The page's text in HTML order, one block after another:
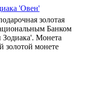
'Овен'
золотая
Банком
Монета
золотой монете